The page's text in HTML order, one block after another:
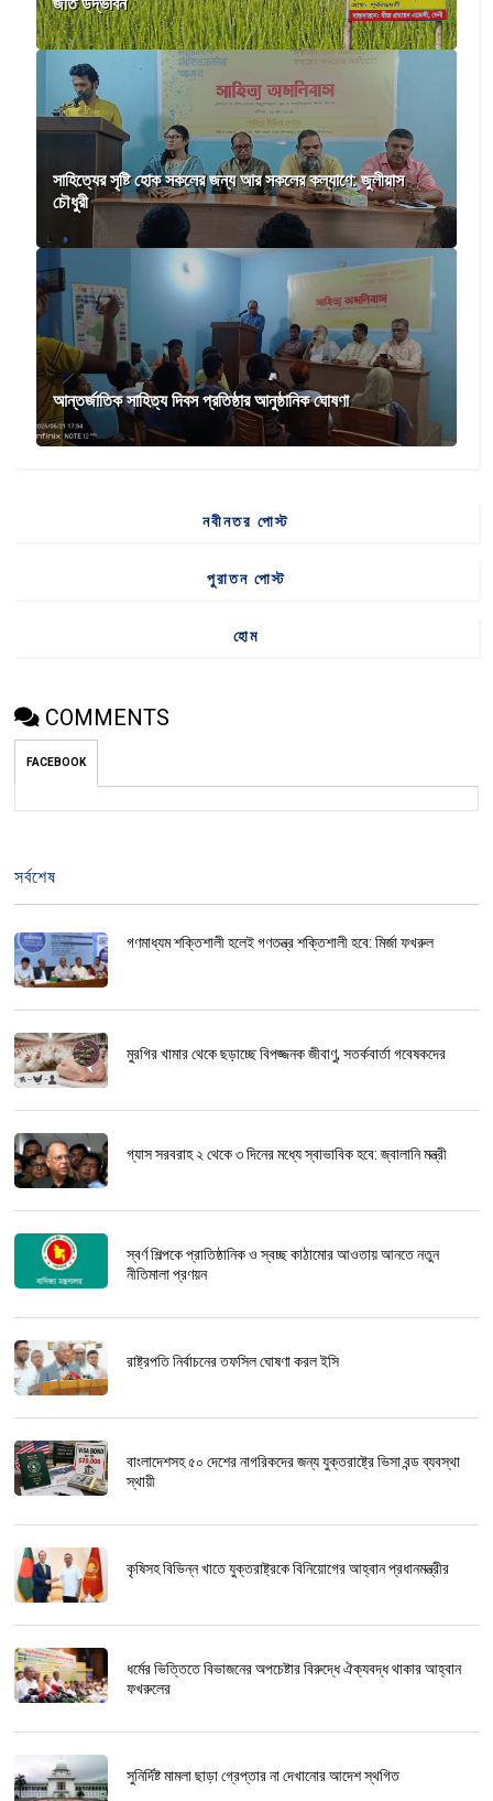
সাহিত্যের সৃষ্টি হোক সকলের জন্য আর সকলের কল্যাণে: জুলীয়াস
চৌধুরী
আন্তর্জাতিক সাহিত্য দিবস প্রতিষ্ঠার আনুষ্ঠানিক ঘোষণা
নবীনতর পোস্ট
পুরাতন পোস্ট
হোম
COMMENTS
FACEBOOK
সর্বশেষ
গণমাধ্যম শক্তিশালী হলেই গণতন্ত্র শক্তিশালী হবে: মির্জা ফখরুল
মুরগির খামার থেকে ছড়াচ্ছে বিপজ্জনক জীবাণু, সতর্কবার্তা গবেষকদের
গ্যাস সরবরাহ ২ থেকে ৩ দিনের মধ্যে স্বাভাবিক হবে: জ্বালানি মন্ত্রী
স্বর্ণ শিল্পকে প্রাতিষ্ঠানিক ও স্বচ্ছ কাঠামোর আওতায় আনতে নতুন
নীতিমালা প্রণয়ন
রাষ্ট্রপতি নির্বাচনের তফসিল ঘোষণা করল ইসি
বাংলাদেশসহ ৫০ দেশের নাগরিকদের জন্য যুক্তরাষ্ট্রে ভিসা বন্ড ব্যবস্থা
স্থায়ী
কৃষিসহ বিভিন্ন খাতে যুক্তরাষ্ট্রকে বিনিয়োগের আহ্বান প্রধানমন্ত্রীর
ধর্মের ভিত্তিতে বিভাজনের অপচেষ্টার বিরুদ্ধে ঐক্যবদ্ধ থাকার আহ্বান
ফখরুলের
সুনির্দিষ্ট মামলা ছাড়া গ্রেপ্তার না দেখানোর আদেশ স্থগিত